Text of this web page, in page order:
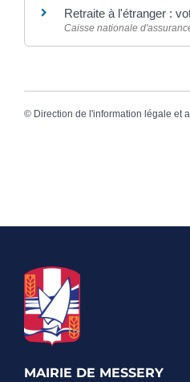
Retraite à l'étranger :
Caisse nationale
© Direction de l'information légale et
MAIRIE DE MESSERY